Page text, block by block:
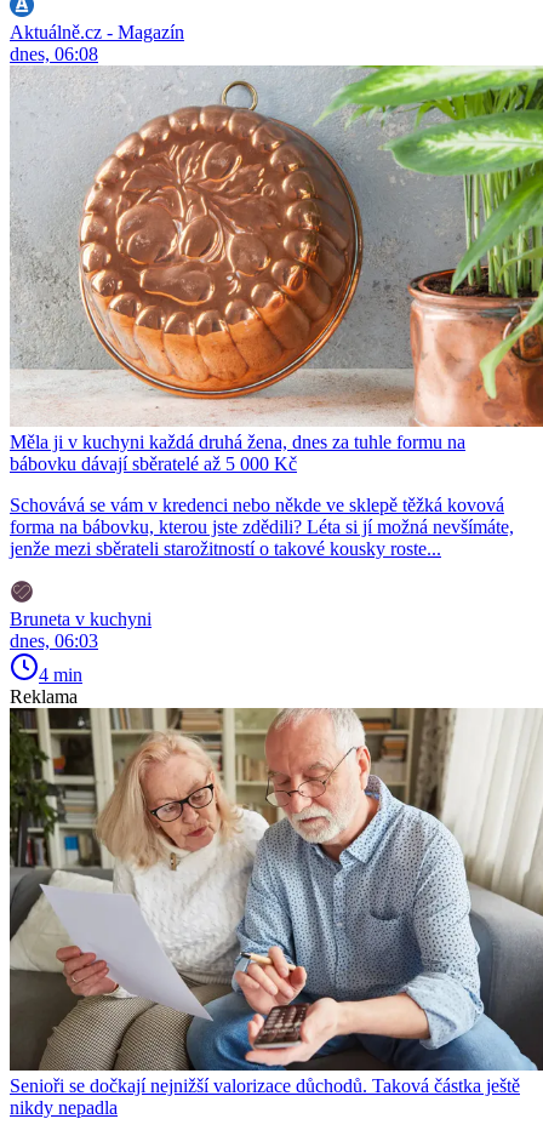
Aktuálně.cz - Magazín
dnes, 06:08
Měla ji v kuchyni každá druhá žena, dnes za tuhle formu na
bábovku dávají sběratelé až 5 000 Kč
Schovává se vám v kredenci nebo někde ve sklepě těžká kovová
forma na bábovku, kterou jste zdědili? Léta si jí možná nevšímáte,
jenže mezi sběrateli starožitností o takové kousky roste...
Bruneta v kuchyni
dnes, 06:03
4 min
Reklama
Senioři se dočkají nejnižší valorizace důchodů. Taková částka ještě
nikdy nepadla